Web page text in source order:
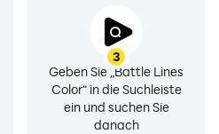
3
Geben Sie „Battle Lines
Color“ in die Suchleiste
ein und suchen Sie
danach